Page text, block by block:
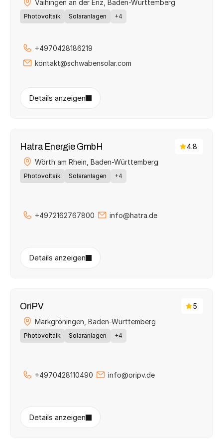
Vaihingen an der Enz, Baden-Württemberg
Photovoltaik Solaranlagen +4
+4970428186219
kontakt@schwabensolar.com
Details anzeigen
Hatra Energie GmbH
4.8
Wörth am Rhein, Baden-Württemberg
Photovoltaik Solaranlagen +4
+4972162767800 info@hatra.de
Details anzeigen
OriPV
5
Markgröningen, Baden-Württemberg
Photovoltaik Solaranlagen +4
+4970428110490 info@oripv.de
Details anzeigen